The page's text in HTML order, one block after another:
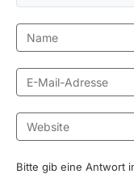
Bitte gib eine Antwort